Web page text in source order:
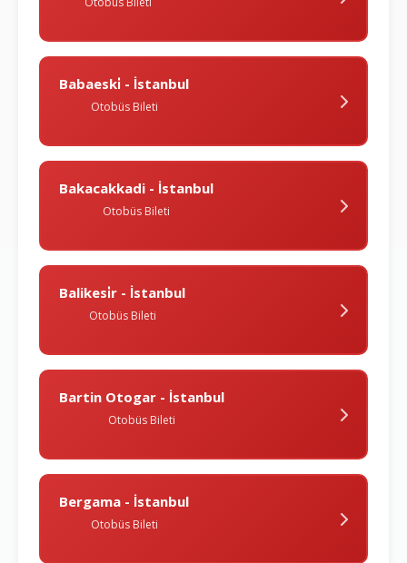
Babaeski̇ - İstanbul
Otobüs Bileti
Bakacakkadi - İstanbul
Otobüs Bileti
Balikesi̇r - İstanbul
Otobüs Bileti
Bartin Otogar - İstanbul
Otobüs Bileti
Bergama - İstanbul
Otobüs Bileti